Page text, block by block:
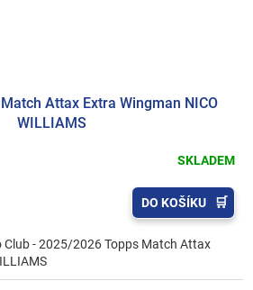
Attax Extra Wingman NICO
WILLIAMS
SKLADEM
DO KOŠÍKU
- 2025/2026 Topps Match Attax